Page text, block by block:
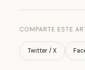
COMPARTE ESTE
Twitter / X